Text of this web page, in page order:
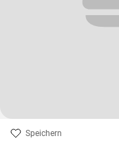
Speichern